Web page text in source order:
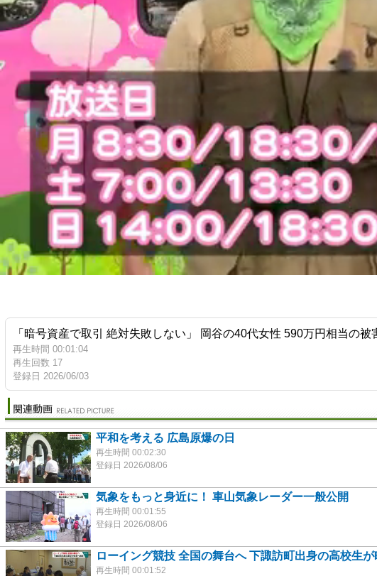
「暗号資産で取引 絶対失敗しない」 岡谷の40代女性 590万円相当の被
再生時間 00:01:04
再生回数 17
登録日 2026/06/03
平和を考える 広島原爆の日
再生時間 00:02:30
登録日 2026/08/06
気象をもっと身近に！ 車山気象レーダー一般公開
再生時間 00:01:55
登録日 2026/08/06
ローイング競技 全国の舞台へ 下諏訪町出身の高校生
再生時間 00:01:52